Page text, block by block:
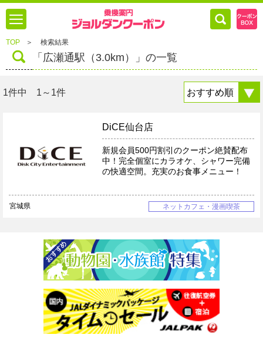
TOP ＞ 検索結果
「広瀬通駅（3.0km）」の一覧
1件中 1～1件
DiCE仙台店
新規会員500円割引のクーポン絶賛配布
中！完全個室にカラオケ、シャワー完備
の快適空間。充実のお食事メニュー！
宮城県 ネットカフェ・漫画喫茶